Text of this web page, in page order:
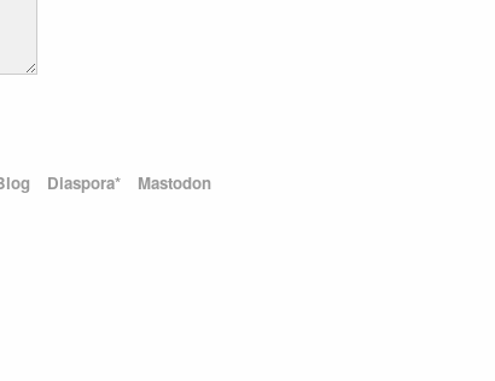
Diaspora* Mastodon